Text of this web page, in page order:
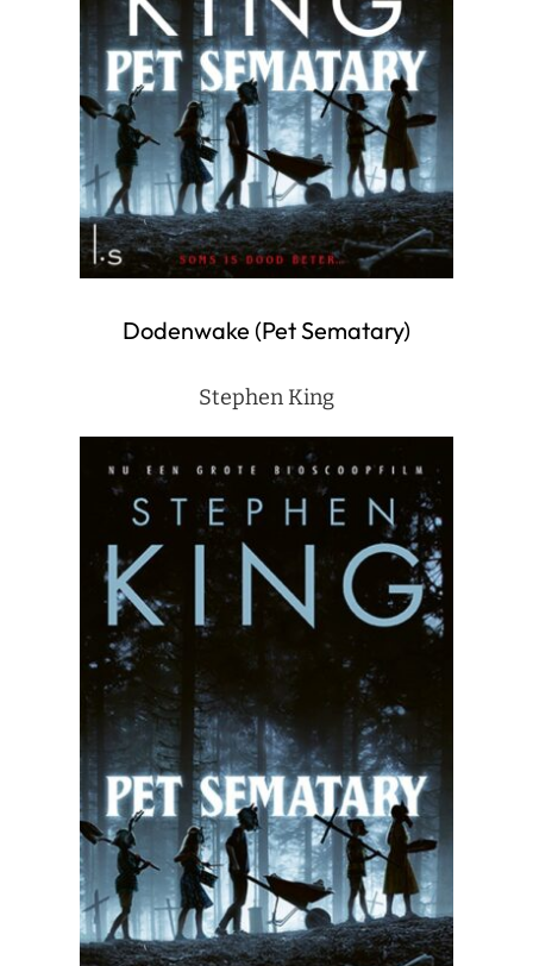
Dodenwake (Pet Sematary)
Stephen King